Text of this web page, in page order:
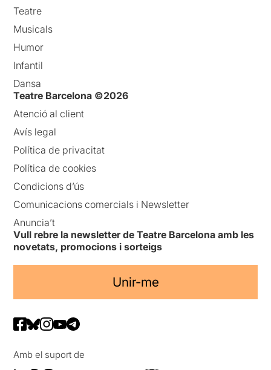
Teatre
Musicals
Humor
Infantil
Dansa
Teatre Barcelona ©2026
Atenció al client
Avís legal
Política de privacitat
Política de cookies
Condicions d’ús
Comunicacions comercials i Newsletter
Anuncia’t
Vull rebre la newsletter de Teatre Barcelona amb les
novetats, promocions i sorteigs
Unir-me
Amb el suport de